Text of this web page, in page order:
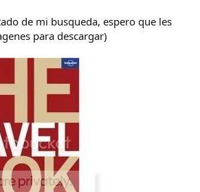
de mi busqueda, espero que les
para descargar)